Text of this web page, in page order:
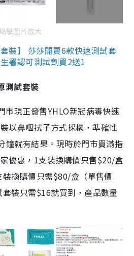
點擊圖片放大
裝】 莎莎開賣6款快速測試套
署認可測試劑買2送1
測試套裝
市現正發售YHLO新冠病毒快速
以鼻咽拭子方式採樣，準確性
鐘就有結果。現時於門市買滿指
優惠，1支裝換購價只售$20/盒
裝換購價只需$80/盒（單售價
裝只需$16就買到，產品數量